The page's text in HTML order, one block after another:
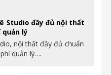
Studio đầy đủ nội thất
quản lý
nội thất đầy đủ chuẩn
quản lý….